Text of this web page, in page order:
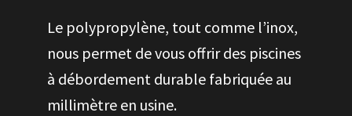
Le polypropylène, tout comme l’inox,
nous permet de vous offrir des piscines
à débordement durable fabriquée au
millimètre en usine.